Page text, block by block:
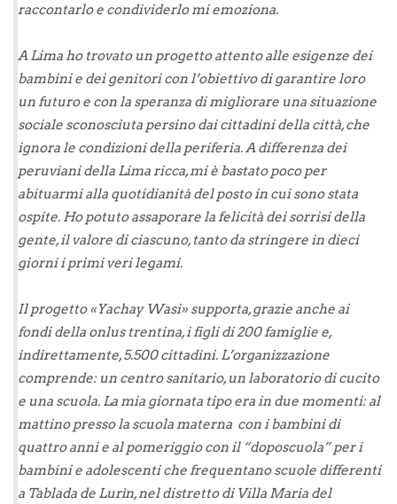
raccontarlo e condividerlo mi emoziona.
A Lima ho trovato un progetto attento alle esigenze dei
bambini e dei genitori con l’obiettivo di garantire loro
un futuro e con la speranza di migliorare una situazione
sociale sconosciuta persino dai cittadini della città, che
ignora le condizioni della periferia. A differenza dei
peruviani della Lima ricca, mi è bastato poco per
abituarmi alla quotidianità del posto in cui sono stata
ospite. Ho potuto assaporare la felicità dei sorrisi della
gente,il valore di ciascuno, tanto da stringere in dieci
giorni i primi veri legami.
Il progetto «Yachay Wasi» supporta, grazie anche ai
fondi della onlus trentina, i figli di 200 famiglie e,
indirettamente, 5.500 cittadini. L’organizzazione
comprende: un centro sanitario, un laboratorio di cucito
e una scuola. La mia giornata tipo era in due momenti: al
mattino presso la scuola materna con i bambini di
quattro anni e al pomeriggio con il “doposcuola” per i
bambini e adolescenti che frequentano scuole differenti
a Tablada de Lurìn, nel distretto di Villa Maria del